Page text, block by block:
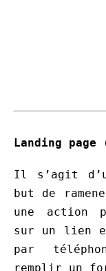
Landing
Il s’agit
but de
une action
sur un lien
par
remplir un